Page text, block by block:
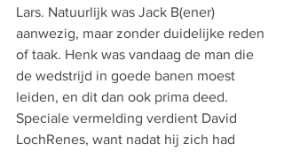
Lars. Natuurlijk was Jack B(ener)
aanwezig, maar zonder duidelijke reden
of taak. Henk was vandaag de man die
de wedstrijd in goede banen moest
leiden, en dit dan ook prima deed.
Speciale vermelding verdient David
LochRenes, want nadat hij zich had